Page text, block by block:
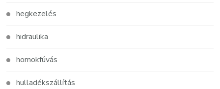
hegkezelés
hidraulika
homokfúvás
hulladékszállítás